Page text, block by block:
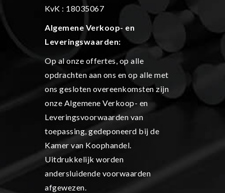
KvK : 18035067
Algemene Verkoop- en
Leveringswaarden:
Op al onze offertes, op alle
opdrachten aan ons en op alle met
ons gesloten overeenkomsten zijn
onze Algemene Verkoop- en
Leveringsvoorwaarden van
toepassing, gedeponeerd bij de
Kamer van Koophandel.
Uitdrukkelijk worden
andersluidende voorwaarden
afgewezen.